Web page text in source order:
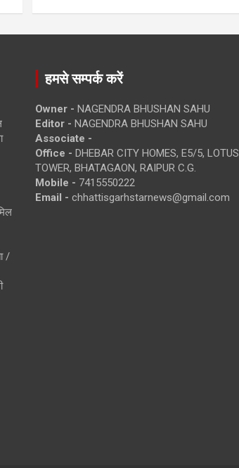
/
हमसे सम्पर्क करें
Owner - NAGENDRA BHUSHAN SAHU
Editor - NAGENDRA BHUSHAN SAHU
Associate -
Office - DHEBAR CITY HOMES, E5/5, LOTUS
TOWER, BHATAGAON, RAIPUR C.G.
Mobile - 7415550222
Email - chhattisgarhstarnews@gmail.com